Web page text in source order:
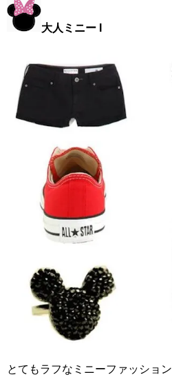
大人ミニー I
とてもラフなミニーファッション